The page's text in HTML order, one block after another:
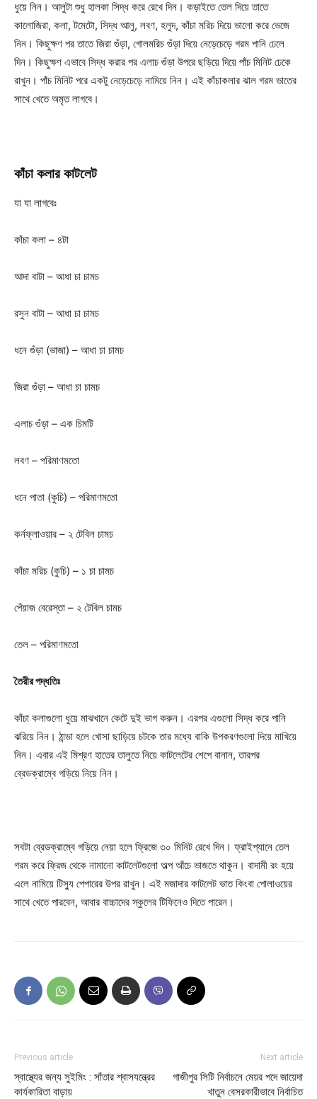
ধুয়ে নিন। আলুটা শুধু হালকা সিদ্ধ করে রেখে দিন। কড়াইতে তেল দিয়ে তাতে
কালোজিরা, কলা, টমেটো, সিদ্ধ আলু, লবণ, হলুদ, কাঁচা মরিচ দিয়ে ভালো করে ভেজে
নিন। কিছুক্ষণ পর তাতে জিরা গুঁড়া, গোলমরিচ গুঁড়া দিয়ে নেড়েচেড়ে গরম পানি ঢেলে
দিন। কিছুক্ষণ এভাবে সিদ্ধ করার পর এলাচ গুঁড়া উপরে ছড়িয়ে দিয়ে পাঁচ মিনিট ঢেকে
রাখুন। পাঁচ মিনিট পরে একটু নেড়েচেড়ে নামিয়ে নিন। এই কাঁচাকলার ঝাল গরম ভাতের
সাথে খেতে অমৃত লাগবে।
কাঁচা কলার কাটলেট
যা যা লাগবেঃ
কাঁচা কলা – ৪টা
আদা বাটা – আধা চা চামচ
রসুন বাটা – আধা চা চামচ
ধনে গুঁড়া (ভাজা) – আধা চা চামচ
জিরা গুঁড়া – আধা চা চামচ
এলাচ গুঁড়া – এক চিমটি
লবণ – পরিমাণমতো
ধনে পাতা (কুচি) – পরিমাণমতো
কর্নফ্লাওয়ার – ২ টেবিল চামচ
কাঁচা মরিচ (কুচি) – ১ চা চামচ
পেঁয়াজ বেরেস্তা – ২ টেবিল চামচ
তেল – পরিমাণমতো
তৈরীর পদ্ধতিঃ
কাঁচা কলাগুলো ধুয়ে মাঝখানে কেটে দুই ভাগ করুন। এরপর এগুলো সিদ্ধ করে পানি
ঝরিয়ে নিন। ঠান্ডা হলে খোসা ছাড়িয়ে চটকে তার মধ্যে বাকি উপকরণগুলো দিয়ে মাখিয়ে
নিন। এবার এই মিশ্রণ হাতের তালুতে নিয়ে কাটলেটের শেপে বানান, তারপর
ব্রেডক্রাম্বে গড়িয়ে নিয়ে নিন।
সবটা ব্রেডক্রাম্বে গড়িয়ে নেয়া হলে ফ্রিজে ৩০ মিনিট রেখে দিন। ফ্রাইপ্যানে তেল
গরম করে ফ্রিজ থেকে নামানো কাটলেটগুলো অল্প আঁচে ভাজতে থাকুন। বাদামী রং হয়ে
এলে নামিয়ে টিস্যু পেপারের উপর রাখুন। এই মজাদার কাটলেট ভাত কিংবা পোলাওয়ের
সাথে খেতে পারবেন, আবার বাচ্চাদের স্কুলের টিফিনেও দিতে পারেন।
Previous article
স্বাস্থ্যের জন্য সুইমিং : সাঁতার শ্বাসযন্ত্রের
কার্যকারিতা বাড়ায়
Next article
গাজীপুর সিটি নির্বাচনে মেয়র পদে জায়েদা
খাতুন বেসরকারীভাবে নির্বাচিত